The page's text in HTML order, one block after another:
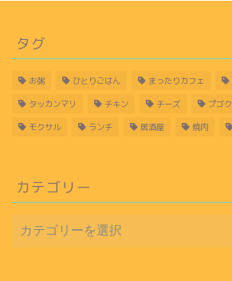
タグ
お粥 ひとりごはん まったりカフェ
タッカンマリ チキン チーズ プゴク
モクサル ランチ 居酒屋 焼肉
カテゴリー